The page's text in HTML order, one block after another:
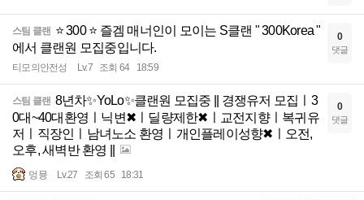
스팀 클랜 ⭐ 300 ⭐ 즐겜 매너인이 모이는 S클랜 " 300Korea "
에서 클랜원 모집중입니다.
티모의안전성 Lv.7 조회 64 18:59
0
댓글
스팀 클랜 8년차✨YoLo✨클랜원 모집중 || 경쟁유저 모집ㅣ3
0대~40대환영ㅣ닉변✖ㅣ딜량제한✖ㅣ교전지향ㅣ복귀유
저ㅣ직장인ㅣ남녀노소 환영ㅣ개인플레이성향✖ㅣ오전,
오후, 새벽반 환영 ||
멍뮹 Lv.27 조회 65 18:31
0
댓글